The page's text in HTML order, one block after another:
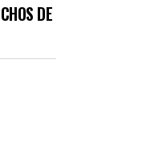
DE